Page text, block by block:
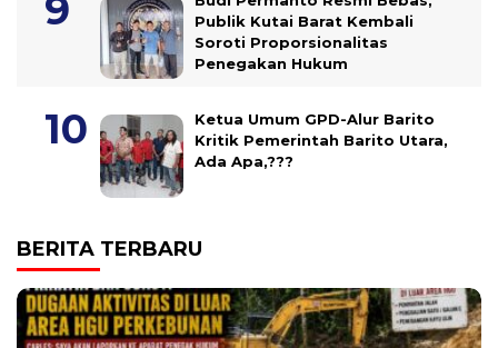
Publik Kutai Barat Kembali
Soroti Proporsionalitas
Penegakan Hukum
Ketua Umum GPD-Alur Barito
Kritik Pemerintah Barito Utara,
Ada Apa,???
BERITA TERBARU